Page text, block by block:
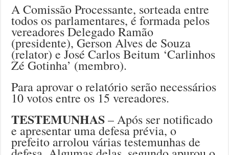
A Comissão Processante, sorteada entre
todos os parlamentares, é formada pelos
vereadores Delegado Ramão
(presidente), Gerson Alves de Souza
(relator) e José Carlos Beitum ‘Carlinhos
Zé Gotinha’ (membro).
Para aprovar o relatório serão necessários
10 votos entre os 15 vereadores.
TESTEMUNHAS– Após ser notificado
e apresentar uma defesa prévia, o
prefeito arrolou várias testemunhas de